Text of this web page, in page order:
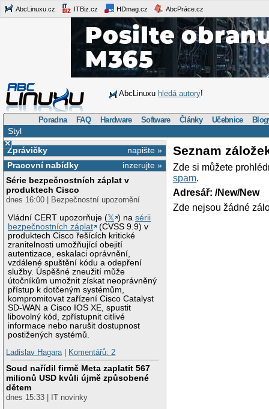
AbcLinuxu.cz ITBiz.cz HDmag.cz AbcPráce.cz
AbcLinuxu hledá autory!
Poradna FAQ Hardware Software Články Učebnice
Styl
×
napište »
Zprávičky
inzerujte »
Pracovní nabídky
Série bezpečnostních záplat v
produktech Cisco
dnes 16:00 | Bezpečnostní upozornění
Vládní CERT upozorňuje (𝕏 ) nasérii
bezpečnostních záplat
(CVSS 9.9) v
produktech Cisco řešících kritické
zranitelnosti umožňující obejití
autentizace, eskalaci oprávnění,
vzdálené spuštění kódu a odepření
služby. Úspěšné zneužití může
útočníkům umožnit získat neoprávněný
přístup k dotčeným systémům,
kompromitovat zařízení Cisco Catalyst
SD-WAN a Cisco IOS XE, spustit
libovolný kód, zpřístupnit citlivé
informace nebo narušit dostupnost
postižených systémů.
Ladislav Hagara| Komentářů: 2
Soud nařídil firmě Meta zaplatit 567
milionů USD kvůli újmě způsobené
dětem
dnes 15:33 | IT novinky
Seznam
Zde si můžete
spam.
Adresář: /New/New
Zde nejsou žádné